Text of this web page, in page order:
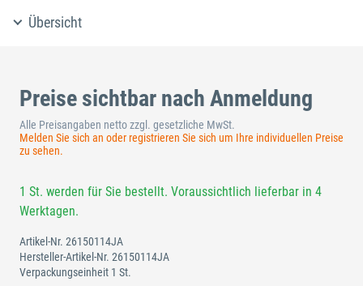
Übersicht
Preise sichtbar nach Anmeldung
Alle Preisangaben netto zzgl. gesetzliche MwSt.
Melden Sie sich an oder registrieren Sie sich um Ihre individuellen Preise
zu sehen.
1 St. werden für Sie bestellt. Voraussichtlich lieferbar in 4
Werktagen.
Artikel-Nr. 26150114JA
Hersteller-Artikel-Nr. 26150114JA
Verpackungseinheit 1 St.